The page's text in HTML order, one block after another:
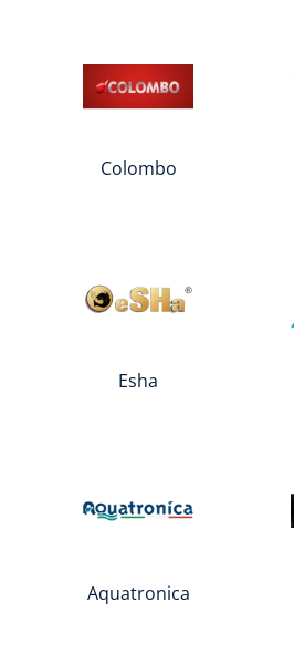
Colombo
Esha
Aquatronica